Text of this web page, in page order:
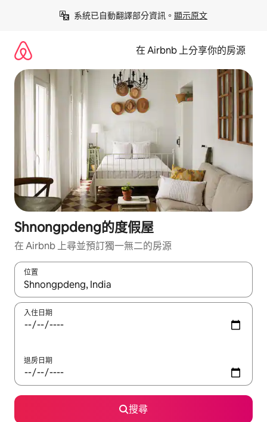
系統已自動翻譯部分資訊。 顯示原文
在 Airbnb 上分享你的房源
Shnongpdeng的度假屋
在 Airbnb 上尋並預訂獨一無二的房源
位置
如有搜尋結果，瀏覽內容時請使用上下箭頭，或輕點、滑動裝置。
入住日期
退房日期
搜尋